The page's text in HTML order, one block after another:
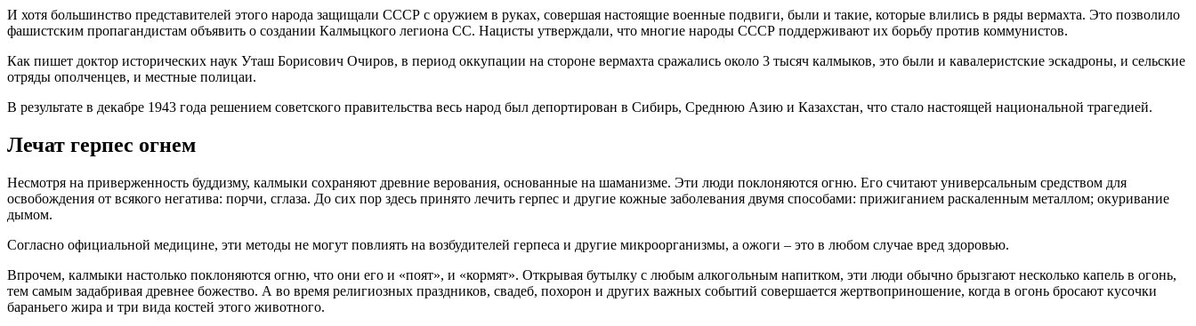
И хотя большинство представителей этого народа защищали СССР с оружием в руках, совершая настоящие военные подвиги, были и такие, которые влились в ряды вермахта. Это позволило
фашистским пропагандистам объявить о создании Калмыцкого легиона СС. Нацисты утверждали, что многие народы СССР поддерживают их борьбу против коммунистов.
Как пишет доктор исторических наук Уташ Борисович Очиров, в период оккупации на стороне вермахта сражались около 3 тысяч калмыков, это были и кавалеристские эскадроны, и сельские
отряды ополченцев, и местные полицаи.
В результате в декабре 1943 года решением советского правительства весь народ был депортирован в Сибирь, Среднюю Азию и Казахстан, что стало настоящей национальной трагедией.
Лечат герпес огнем
Несмотря на приверженность буддизму, калмыки сохраняют древние верования, основанные на шаманизме. Эти люди поклоняются огню. Его считают универсальным средством для
освобождения от всякого негатива: порчи, сглаза. До сих пор здесь принято лечить герпес и другие кожные заболевания двумя способами: прижиганием раскаленным металлом; окуривание
дымом.
Согласно официальной медицине, эти методы не могут повлиять на возбудителей герпеса и другие микроорганизмы, а ожоги – это в любом случае вред здоровью.
Впрочем, калмыки настолько поклоняются огню, что они его и «поят», и «кормят». Открывая бутылку с любым алкогольным напитком, эти люди обычно брызгают несколько капель в огонь,
тем самым задабривая древнее божество. А во время религиозных праздников, свадеб, похорон и других важных событий совершается жертвоприношение, когда в огонь бросают кусочки
бараньего жира и три вида костей этого животного.